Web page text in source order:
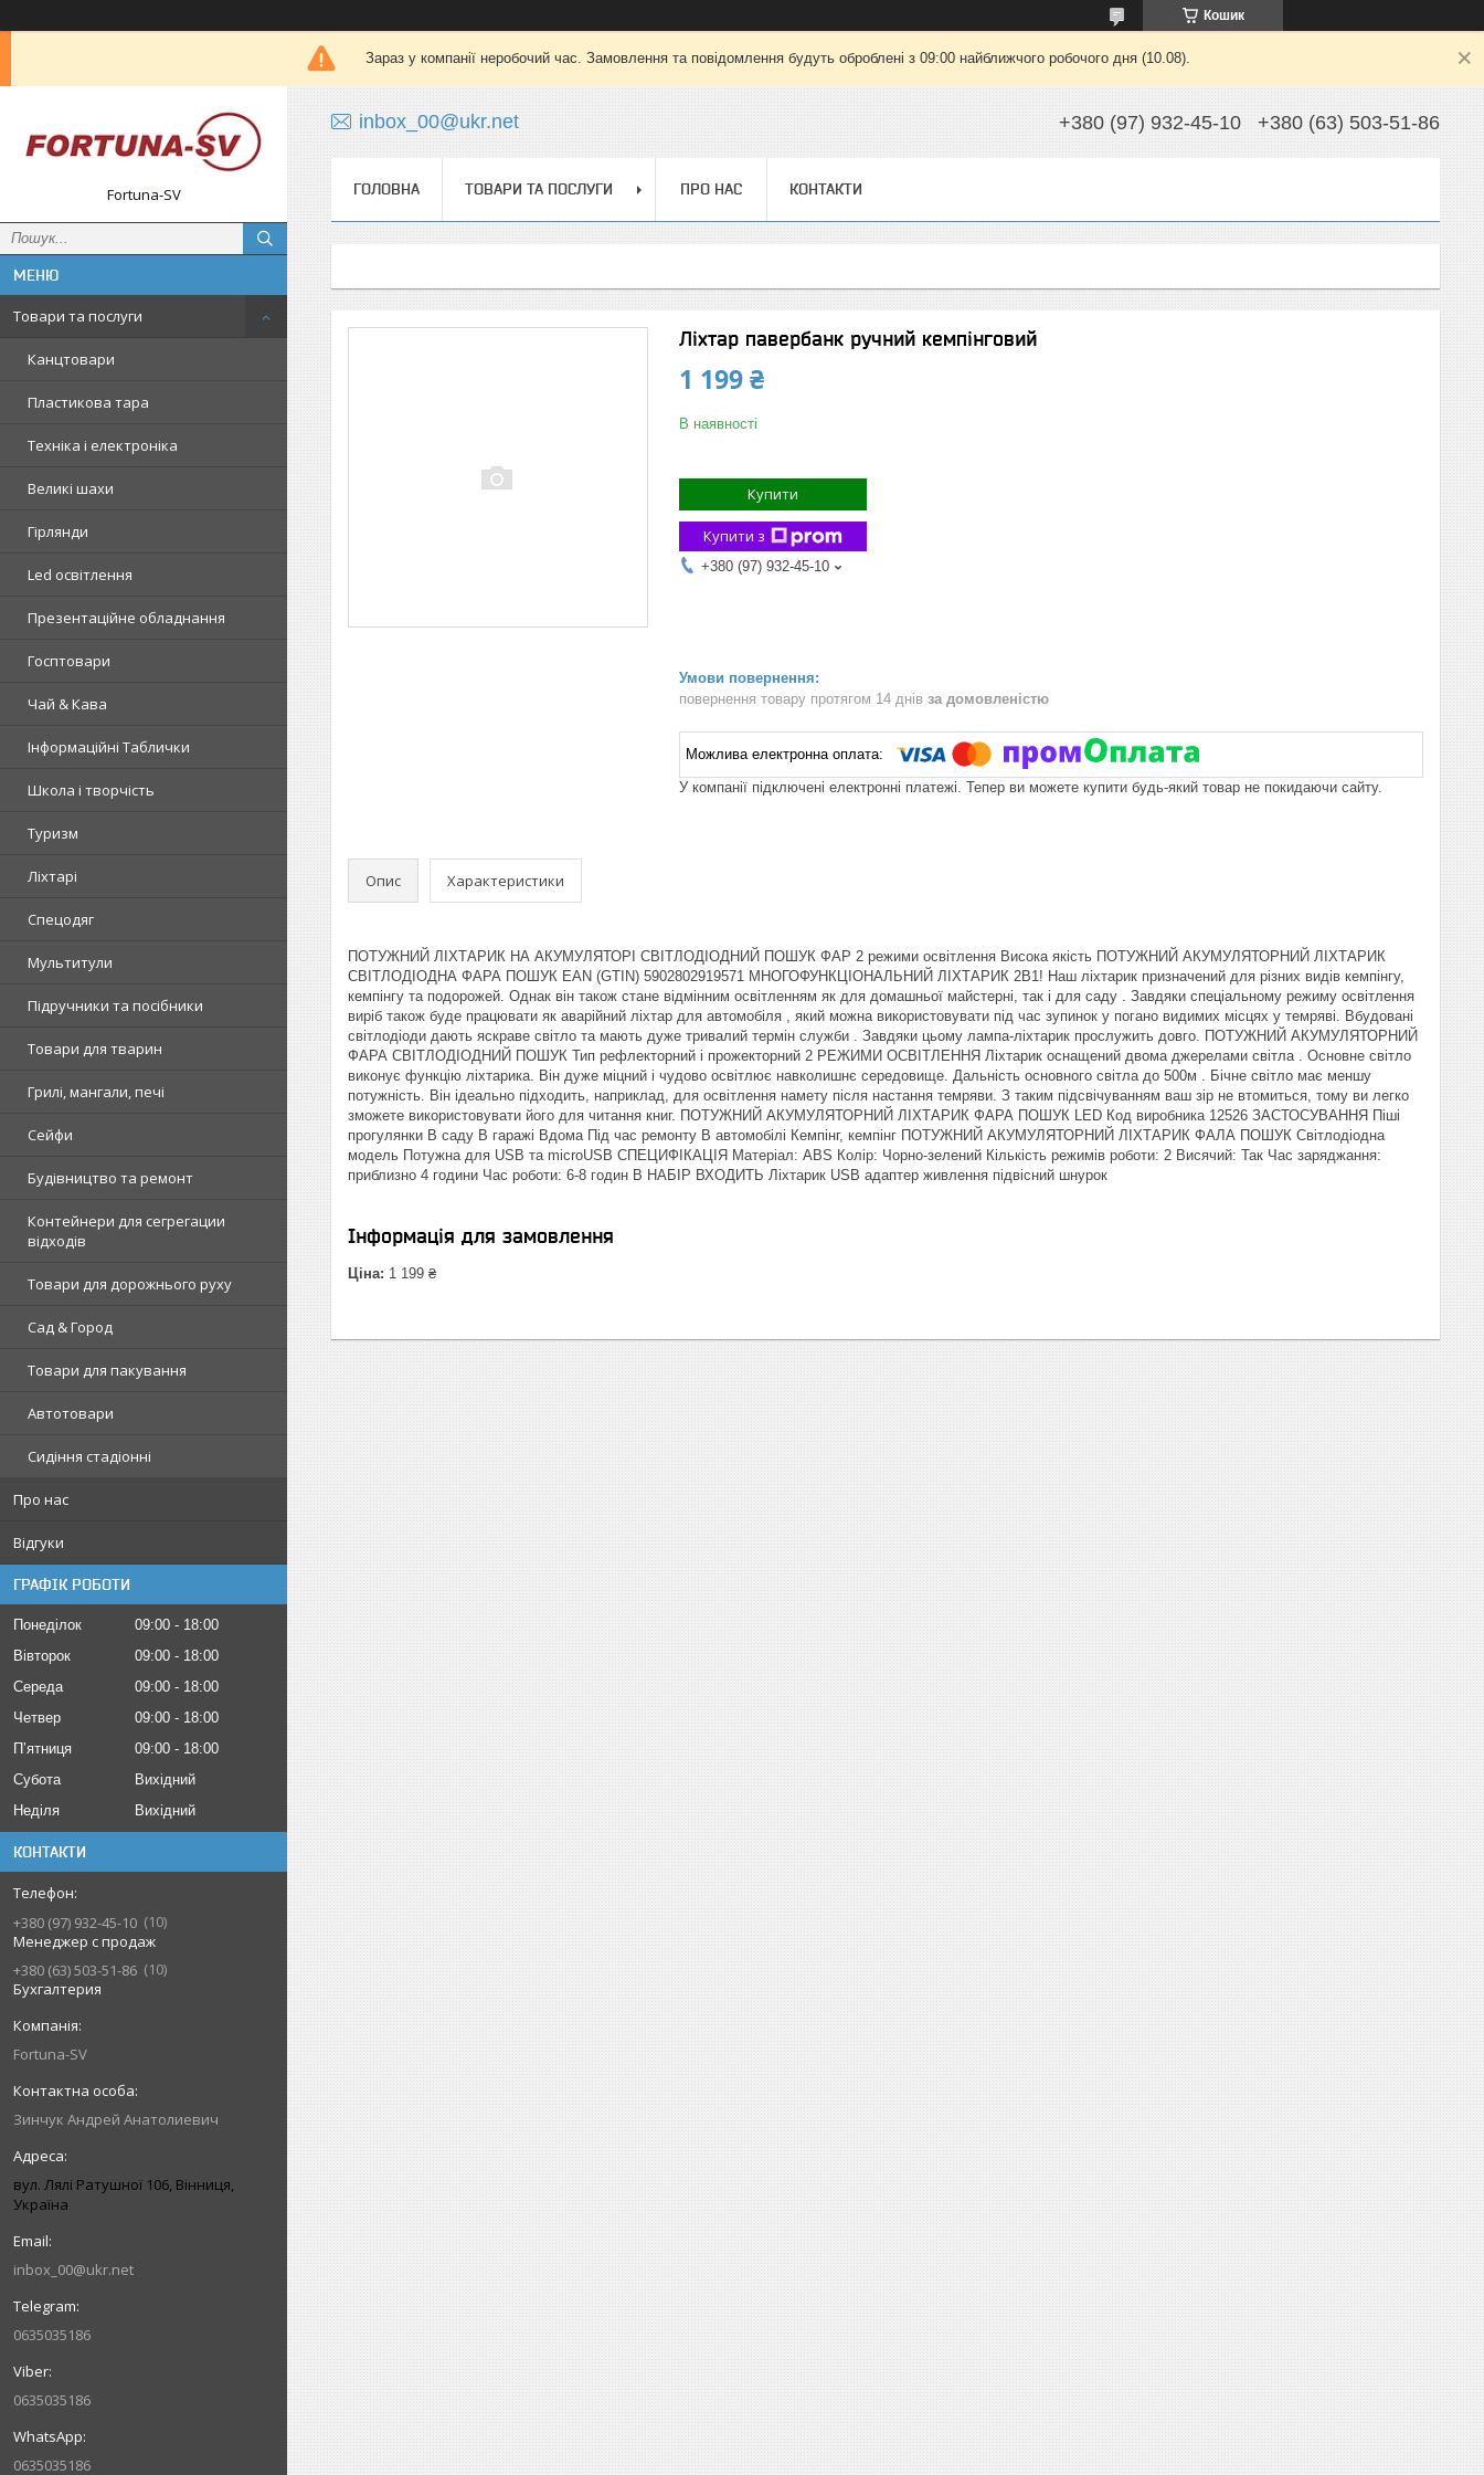
Кошик
Зараз у компанії неробочий час. Замовлення та повідомлення будуть оброблені з 09:00 найближчого робочого дня (10.08).
Fortuna-SV
Товари та послуги
Канцтовари
Пластикова тара
Техніка і електроніка
Великі шахи
Гірлянди
Led освітлення
Презентаційне обладнання
Госптовари
Чай & Кава
Інформаційні Таблички
Школа і творчість
Туризм
Ліхтарі
Спецодяг
Мультитули
Підручники та посібники
Товари для тварин
Грилі, мангали, печі
Сейфи
Будівництво та ремонт
Контейнери для сегрегации
відходів
Товари для дорожнього руху
Сад & Город
Товари для пакування
Автотовари
Сидіння стадіонні
Про нас
Відгуки
ГРАФІК РОБОТИ
Понеділок 09:00
18:00
Вівторок
09:00
18:00
Середа
09:00
18:00
Четвер
09:00
18:00
Пʼятниця
09:00
18:00
Субота
Вихідний
Неділя
Вихідний
КОНТАКТИ
+380 (97) 932-45-10
10
Менеджер с продаж
+380 (63) 503-51-86
10
Бухгалтерия
Fortuna-SV
Зинчук Андрей Анатолиевич
вул. Лялі Ратушної 106, Вінниця,
Україна
inbox_00@ukr.net
0635035186
0635035186
0635035186
inbox_00@ukr.net +380 (97) 932-45-10 +380 (63) 503-51-86
ГОЛОВНА ТОВАРИ ТА ПОСЛУГИ ПРО НАС КОНТАКТИ
Ліхтар павербанк ручний кемпінговий
1 199 ₴
В наявності
Купити
Купити з
+380 (97) 932-45-10
повернення товару протягом 14 днів за домовленістю
У компанії підключені електронні платежі. Тепер ви можете купити будь-який товар не покидаючи сайту.
Опис Характеристики
ПОТУЖНИЙ ЛІХТАРИК НА АКУМУЛЯТОРІ СВІТЛОДІОДНИЙ ПОШУК ФАР 2 режими освітлення Висока якість ПОТУЖНИЙ АКУМУЛЯТОРНИЙ ЛІХТАРИК
СВІТЛОДІОДНА ФАРА ПОШУК EAN (GTIN) 5902802919571 МНОГОФУНКЦІОНАЛЬНИЙ ЛІХТАРИК 2В1! Наш ліхтарик призначений для різних видів кемпінгу,
кемпінгу та подорожей. Однак він також стане відмінним освітленням як для домашньої майстерні, так і для саду . Завдяки спеціальному режиму освітлення
виріб також буде працювати як аварійний ліхтар для автомобіля , який можна використовувати під час зупинок у погано видимих місцях у темряві. Вбудовані
світлодіоди дають яскраве світло та мають дуже тривалий термін служби . Завдяки цьому лампа-ліхтарик прослужить довго. ПОТУЖНИЙ АКУМУЛЯТОРНИЙ
ФАРА СВІТЛОДІОДНИЙ ПОШУК Тип рефлекторний і прожекторний 2 РЕЖИМИ ОСВІТЛЕННЯ Ліхтарик оснащений двома джерелами світла . Основне світло
виконує функцію ліхтарика. Він дуже міцний і чудово освітлює навколишнє середовище. Дальність основного світла до 500м . Бічне світло має меншу
потужність. Він ідеально підходить, наприклад, для освітлення намету після настання темряви. З таким підсвічуванням ваш зір не втомиться, тому ви легко
зможете використовувати його для читання книг. ПОТУЖНИЙ АКУМУЛЯТОРНИЙ ЛІХТАРИК ФАРА ПОШУК LED Код виробника 12526 ЗАСТОСУВАННЯ Піші
прогулянки В саду В гаражі Вдома Під час ремонту В автомобілі Кемпінг, кемпінг ПОТУЖНИЙ АКУМУЛЯТОРНИЙ ЛІХТАРИК ФАЛА ПОШУК Світлодіодна
модель Потужна для USB та microUSB СПЕЦИФІКАЦІЯ Матеріал: ABS Колір: Чорно-зелений Кількість режимів роботи: 2 Висячий: Так Час заряджання:
приблизно 4 години Час роботи: 6-8 годин В НАБІР ВХОДИТЬ Ліхтарик USB адаптер живлення підвісний шнурок
Інформація для замовлення
Ціна: 1 199 ₴